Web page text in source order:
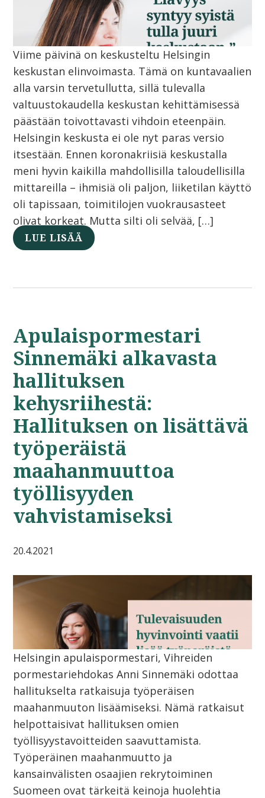
Viime päivinä on keskusteltu Helsingin
keskustan elinvoimasta. Tämä on kuntavaalien
alla varsin tervetullutta, sillä tulevalla
valtuustokaudella keskustan kehittämisessä
päästään toivottavasti vihdoin eteenpäin.
Helsingin keskusta ei ole nyt paras versio
itsestään. Ennen koronakriisiä keskustalla
meni hyvin kaikilla mahdollisilla taloudellisilla
mittareilla – ihmisiä oli paljon, liiketilan käyttö
oli tapissaan, toimitilojen vuokrausasteet
olivat korkeat. Mutta silti oli selvää, […]
LUE LISÄÄ
Apulaispormestari
Sinnemäki alkavasta
hallituksen
kehysriihestä:
Hallituksen on lisättävä
työperäistä
maahanmuuttoa
työllisyyden
vahvistamiseksi
20.4.2021
Helsingin apulaispormestari, Vihreiden
pormestariehdokas Anni Sinnemäki odottaa
hallitukselta ratkaisuja työperäisen
maahanmuuton lisäämiseksi. Nämä ratkaisut
helpottaisivat hallituksen omien
työllisyystavoitteiden saavuttamista.
Työperäinen maahanmuutto ja
kansainvälisten osaajien rekrytoiminen
Suomeen ovat tärkeitä keinoja huolehtia